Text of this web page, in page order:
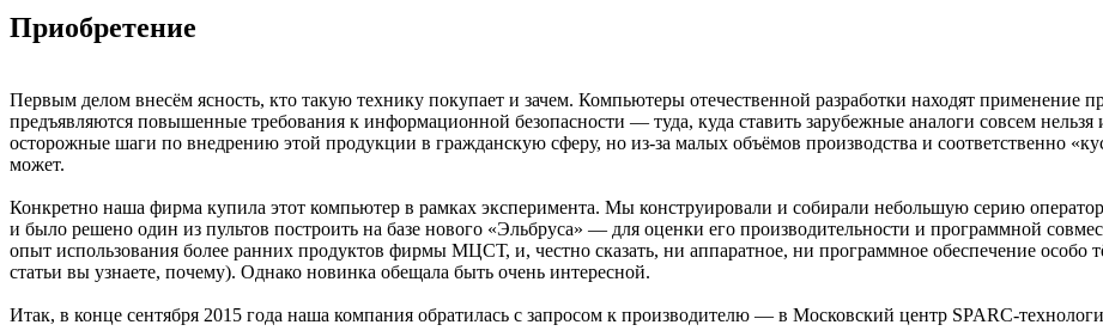
Приобретение
Первым делом внесём ясность, кто такую технику покупает и зачем. Компьютеры отечественной разработки находят применение
предъявляются повышенные требования к информационной безопасности — туда, куда ставить зарубежные аналоги совсем
осторожные шаги по внедрению этой продукции в гражданскую сферу, но из‑за малых объёмов производства и соответственно
может.
Конкретно наша фирма купила этот компьютер в рамках эксперимента. Мы конструировали и собирали небольшую серию
и было решено один из пультов построить на базе нового «Эльбруса» — для оценки его производительности и программной
опыт использования более ранних продуктов фирмы МЦСТ, и, честно сказать, ни аппаратное, ни программное обеспечение особо
статьи вы узнаете, почему). Однако новинка обещала быть очень интересной.
Итак, в конце сентября 2015 года наша компания обратилась с запросом к производителю — в Московский центр SPARC-